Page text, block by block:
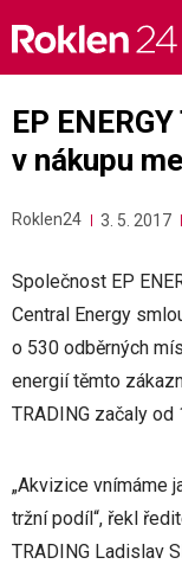
content
EP
v nákupu
Roklen24 3. 5. 2017
Společnost EP
Central Energy
o 530 odběrných
energií těmto
TRADING začaly od
„Akvizice vnímáme
tržní podíl“, řekl
TRADING Ladislav